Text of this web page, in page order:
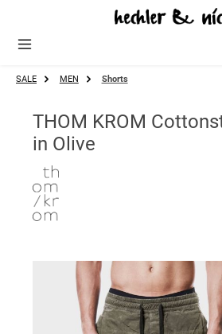
Zum Hauptinhalt springen
SALE MEN Shorts
THOM KROM
in Olive
Bildergalerie überspringen